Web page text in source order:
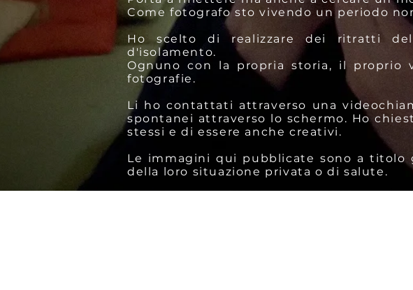
Come fotografo sto vivendo un periodo
Ho scelto di realizzare dei ritratti
d'isolamento.
Ognuno con la propria storia, il proprio
fotografie.
Li ho contattati attraverso una
spontanei attraverso lo schermo. Ho
stessi e di essere anche creativi.
Le immagini qui pubblicate sono a
della loro situazione privata o di salute.